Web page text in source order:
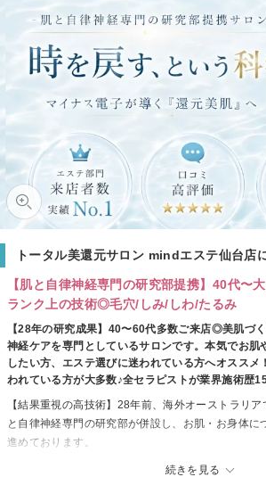
トータル美還元サロン mindエステ仙台店
【肌と自律神経専門の研究部提携】40代〜
ランク上の技術◎毛穴/しみ/しわ/たるみ
【28年の研究成果】40〜60代多数ご来店◎美肌づ
神経ケアを専門としているサロンです。本気でお肌
したい方、エステ選びに迷われている方へオスス
われている方が大多数♪全セラピストが業界施術歴
続きを見る
【結果重視の高技術】28年前、海外オーストラリ
と自律神経専門の研究部が併設し、お肌・お身体に
進めております。